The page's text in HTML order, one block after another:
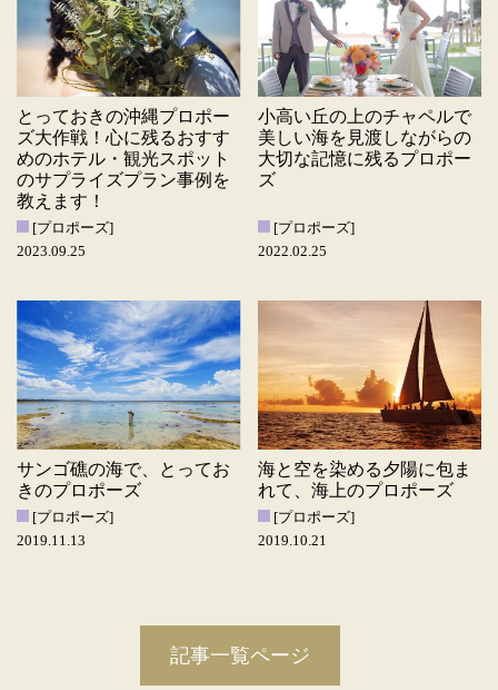
とっておきの沖縄プロポー
ズ大作戦！心に残るおすす
めのホテル・観光スポット
のサプライズプラン事例を
教えます！
[プロポーズ]
2023.09.25
小高い丘の上のチャペルで
美しい海を見渡しながらの
大切な記憶に残るプロポー
ズ
[プロポーズ]
2022.02.25
サンゴ礁の海で、とってお
きのプロポーズ
[プロポーズ]
2019.11.13
海と空を染める夕陽に包ま
れて、海上のプロポーズ
[プロポーズ]
2019.10.21
記事一覧ページ